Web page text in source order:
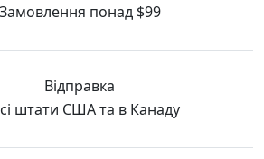
Замовлення понад $99
Відправка
штати США та в Канаду